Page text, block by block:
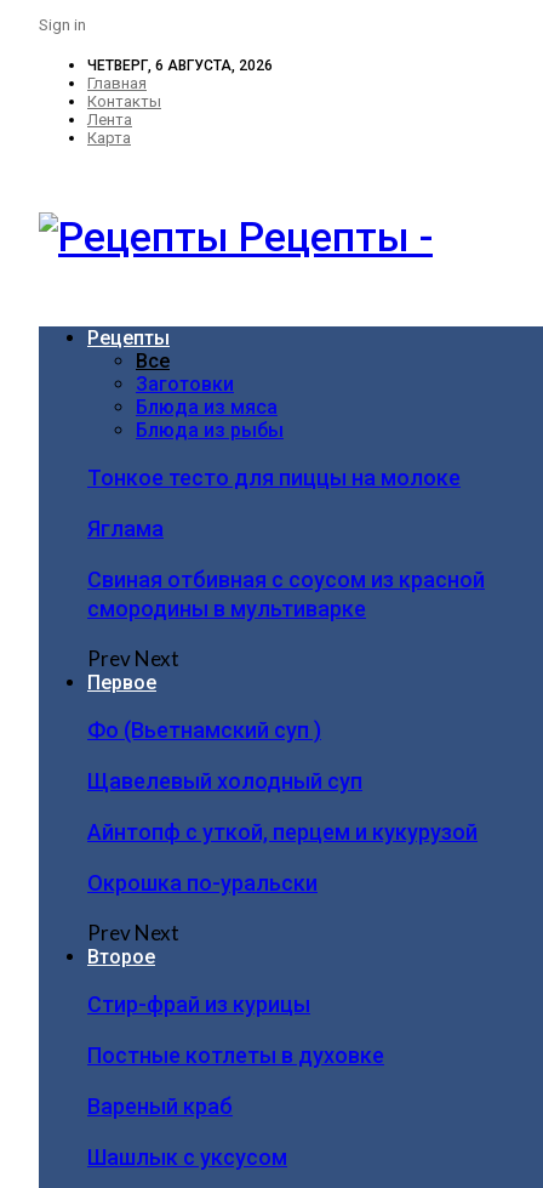
Sign in
ЧЕТВЕРГ, 6 АВГУСТА, 2026
Главная
Контакты
Лента
Карта
Рецепты -
Рецепты
Все
Заготовки
Блюда из мяса
Блюда из рыбы
Тонкое тесто для пиццы на молоке
Яглама
Свиная отбивная с соусом из красной
смородины в мультиварке
PrevNext
Первое
Фо (Вьетнамский суп )
Щавелевый холодный суп
Айнтопф с уткой, перцем и кукурузой
Окрошка по-уральски
PrevNext
Второе
Стир-фрай из курицы
Постные котлеты в духовке
Вареный краб
Шашлык с уксусом